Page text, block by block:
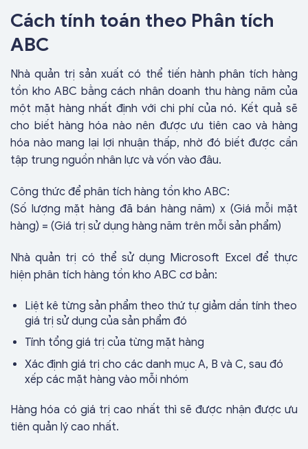
Cách tính toán theo Phân tích
ABC
Nhà quản trị sản xuất có thể tiến hành phân tích hàng
tồn kho ABC bằng cách nhân doanh thu hàng năm của
một mặt hàng nhất định với chi phí của nó. Kết quả sẽ
cho biết hàng hóa nào nên được ưu tiên cao và hàng
hóa nào mang lại lợi nhuận thấp, nhờ đó biết được cần
tập trung nguồn nhân lực và vốn vào đâu.
Công thức để phân tích hàng tồn kho ABC:
(Số lượng mặt hàng đã bán hàng năm) x (Giá mỗi mặt
hàng) = (Giá trị sử dụng hàng năm trên mỗi sản phẩm)
Nhà quản trị có thể sử dụng Microsoft Excel để thực
hiện phân tích hàng tồn kho ABC cơ bản:
Liệt kê từng sản phẩm theo thứ tự giảm dần tính theo
giá trị sử dụng của sản phẩm đó
Tính tổng giá trị của từng mặt hàng
Xác định giá trị cho các danh mục A, B và C, sau đó
xếp các mặt hàng vào mỗi nhóm
Hàng hóa có giá trị cao nhất thì sẽ được nhận được ưu
tiên quản lý cao nhất.